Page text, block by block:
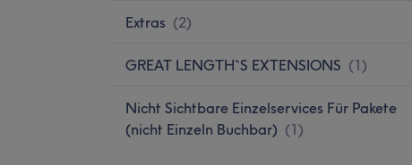
Extras (2)
GREAT LENGTH`S EXTENSIONS (1)
Nicht Sichtbare Einzelservices Für Pakete
(nicht Einzeln Buchbar) (1)